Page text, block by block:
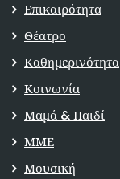
Επικαιρότητα
Θέατρο
Καθημερινότητα
Κοινωνία
Μαμά & Παιδί
ΜΜΕ
Μουσική